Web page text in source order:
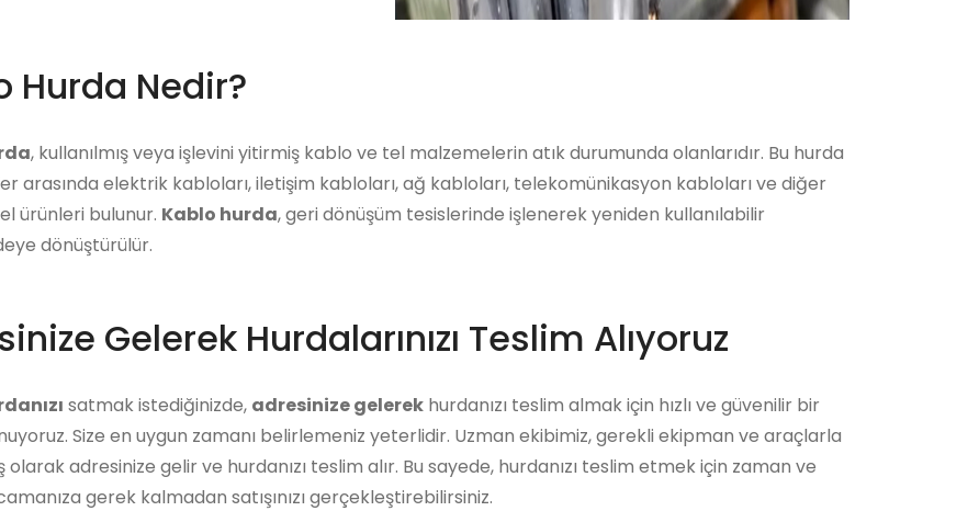
Hurda Nedir?
, kullanılmış veya işlevini yitirmiş kablo ve tel malzemelerin atık durumunda olanlarıdır. Bu hurda
arasında elektrik kabloları, iletişim kabloları, ağ kabloları, telekomünikasyon kabloları ve diğer
ürünleri bulunur. Kablo hurda, geri dönüşüm tesislerinde işlenerek yeniden kullanılabilir
dönüştürülür.
Gelerek Hurdalarınızı Teslim Alıyoruz
satmak istediğinizde, adresinize gelerek hurdanızı teslim almak için hızlı ve güvenilir bir
Size en uygun zamanı belirlemeniz yeterlidir. Uzman ekibimiz, gerekli ekipman ve araçlarla
olarak adresinize gelir ve hurdanızı teslim alır. Bu sayede, hurdanızı teslim etmek için zaman ve
gerek kalmadan satışınızı gerçekleştirebilirsiniz.